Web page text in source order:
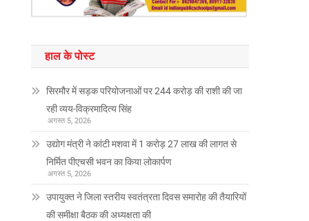
हाल के पोस्ट
सिरमौर में सड़क परियोजनाओं पर 244 करोड़ की राशी की जा
रही व्यय-विक्रमादित्य सिंह
अगस्त 5, 2026
उद्योग मंत्री ने कांटी मशवा में 1 करोड़ 27 लाख की लागत से
निर्मित पीएचसी भवन का किया लोकार्पण
अगस्त 5, 2026
उपायुक्त ने जिला स्तरीय स्वतंत्रता दिवस समारोह की तैयारियों
की समीक्षा बैठक की अध्यक्षता की